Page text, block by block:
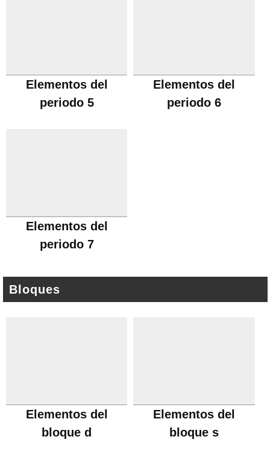
Elementos del
periodo 5
Elementos del
periodo 6
Elementos del
periodo 7
Bloques
Elementos del
bloque d
Elementos del
bloque s